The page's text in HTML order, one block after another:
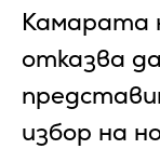
Камарата
отказва
избор на